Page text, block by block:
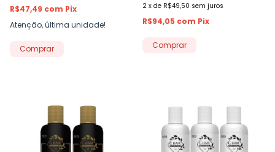
R$47,49 com Pix
Atenção, última unidade!
2 x de R$49,50 sem juros
R$94,05 com Pix